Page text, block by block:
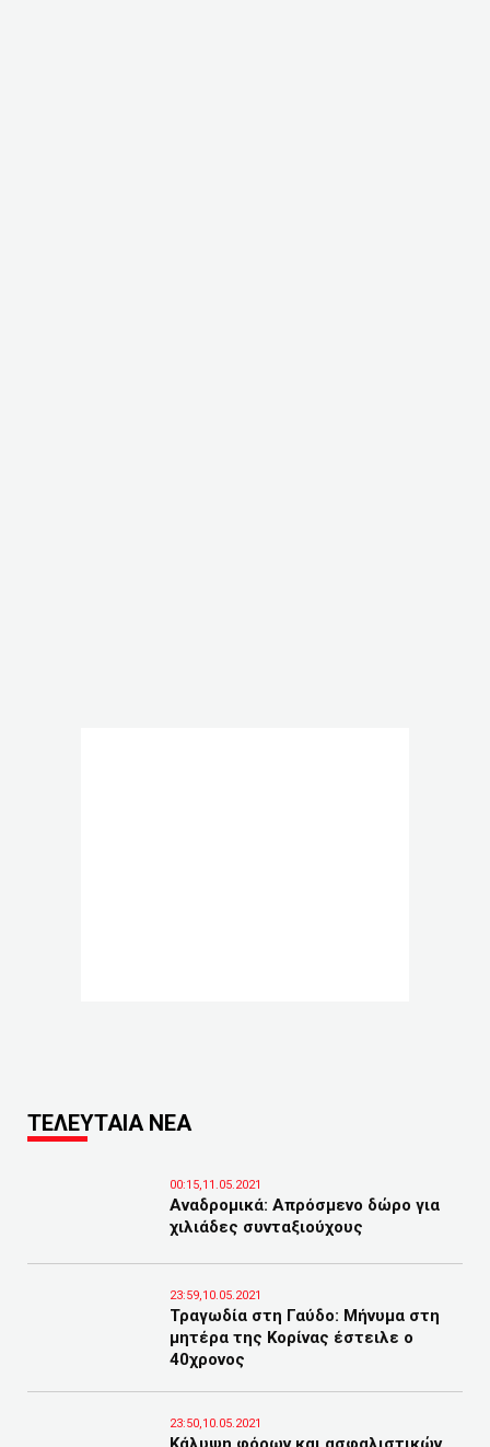
ΤΕΛΕΥΤΑΙΑ ΝΕΑ
00:15,11.05.2021
Αναδρομικά: Απρόσμενο δώρο για
χιλιάδες συνταξιούχους
23:59,10.05.2021
Τραγωδία στη Γαύδο: Μήνυμα στη
μητέρα της Κορίνας έστειλε ο
40χρονος
23:50,10.05.2021